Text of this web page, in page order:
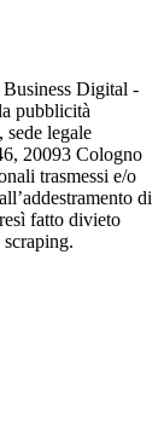
Digital -
pubblicità
legale
20093 Cologno
trasmessi e/o
di
fatto divieto